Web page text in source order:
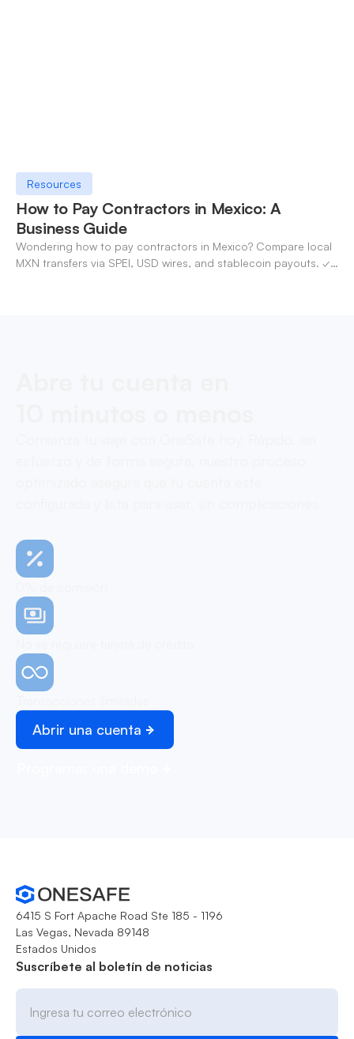
Resources
How to Pay Contractors in Mexico: A
Business Guide
Wondering how to pay contractors in Mexico? Compare local
MXN transfers via SPEI, USD wires, and stablecoin payouts. ✓
Abrir una cuenta
6415 S Fort Apache Road Ste 185 - 1196
Las Vegas, Nevada 89148
Estados Unidos
Suscríbete al boletín de noticias